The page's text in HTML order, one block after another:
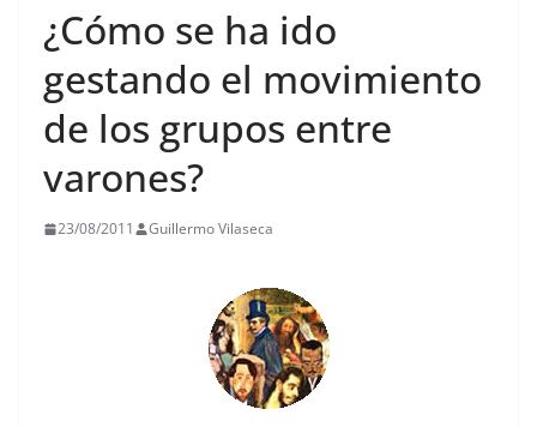
¿Cómo se ha ido
gestando el movimiento
de los grupos entre
varones?
23/08/2011 Guillermo Vilaseca